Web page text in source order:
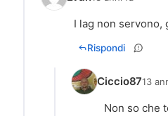
I lag non servono,
Rispondi
Ciccio8713
Non so che